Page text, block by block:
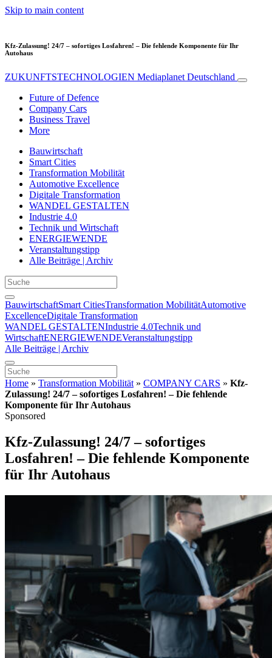
Skip to main content
Kfz-Zulassung! 24/7 – sofortiges Losfahren! – Die fehlende Komponente für Ihr
Autohaus
ZUKUNFTSTECHNOLOGIEN Mediaplanet Deutschland
Future of Defence
Company Cars
Business Travel
More
Bauwirtschaft
Smart Cities
Transformation Mobilität
Automotive Excellence
Digitale Transformation
WANDEL GESTALTEN
Industrie 4.0
Technik und Wirtschaft
ENERGIEWENDE
Veranstaltungstipp
Alle Beiträge | Archiv
BauwirtschaftSmart CitiesTransformation MobilitätAutomotive
ExcellenceDigitale Transformation
WANDEL GESTALTENIndustrie 4.0Technik und
WirtschaftENERGIEWENDEVeranstaltungstipp
Alle Beiträge | Archiv
Home » Transformation Mobilität » COMPANY CARS » Kfz-
Zulassung! 24/7 – sofortiges Losfahren! – Die fehlende
Komponente für Ihr Autohaus
Sponsored
Kfz-Zulassung! 24/7 – sofortiges
Losfahren! – Die fehlende Komponente
für Ihr Autohaus